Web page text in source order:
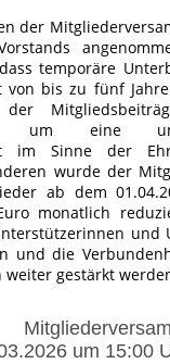
der
temporäre
von bis zu fünf
um eine
im Sinne der
wurde der
ab dem
monatlich
und
und die
weiter gestärkt
um 15:00